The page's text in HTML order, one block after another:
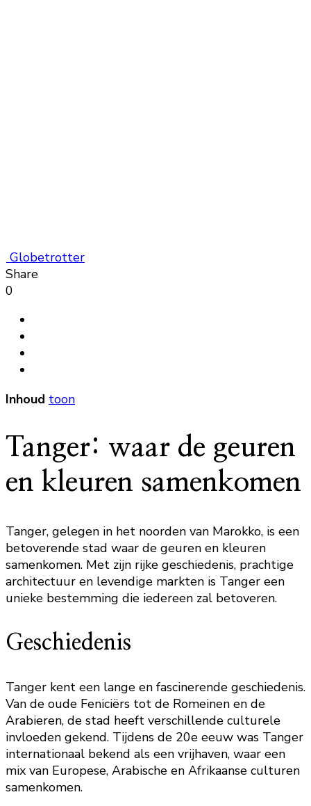
Globetrotter
Share
0
Inhoud toon
Tanger: waar de geuren
en kleuren samenkomen
Tanger, gelegen in het noorden van Marokko, is een
betoverende stad waar de geuren en kleuren
samenkomen. Met zijn rijke geschiedenis, prachtige
architectuur en levendige markten is Tanger een
unieke bestemming die iedereen zal betoveren.
Geschiedenis
Tanger kent een lange en fascinerende geschiedenis.
Van de oude Feniciërs tot de Romeinen en de
Arabieren, de stad heeft verschillende culturele
invloeden gekend. Tijdens de 20e eeuw was Tanger
internationaal bekend als een vrijhaven, waar een
mix van Europese, Arabische en Afrikaanse culturen
samenkomen.